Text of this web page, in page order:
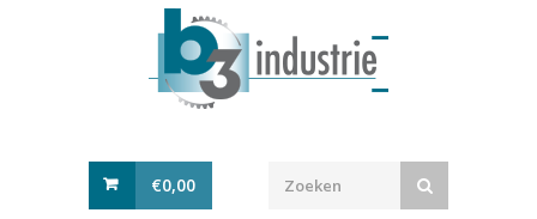
€0,00